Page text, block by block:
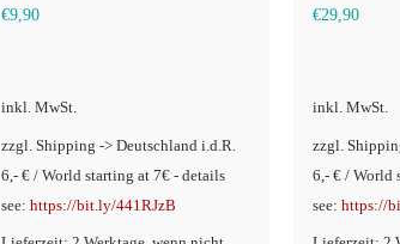
€9,90
inkl. MwSt.
zzgl. Shipping -> Deutschland i.d.R.
6,- € / World starting at 7€ - details
see: https://bit.ly/441RJzB
€29,90
inkl. MwSt.
zzgl.
6,- € / World
see:https://